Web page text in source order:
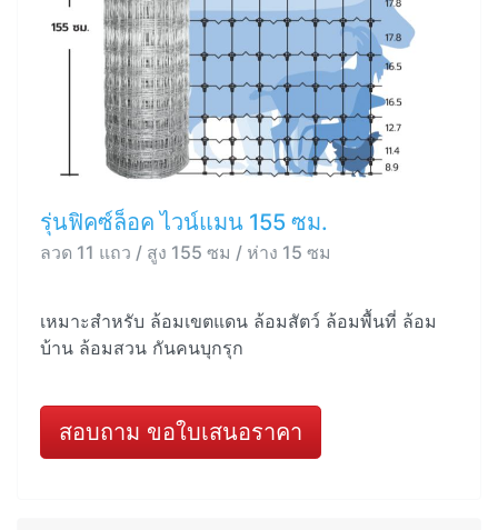
รุ่นฟิคซ์ล็อค ไวน์แมน 155 ซม.
ลวด 11 แถว / สูง 155 ซม / ห่าง 15 ซม
เหมาะสำหรับ ล้อมเขตแดน ล้อมสัตว์ ล้อมพื้นที่ ล้อม
บ้าน ล้อมสวน กันคนบุกรุก
สอบถาม ขอใบเสนอราคา